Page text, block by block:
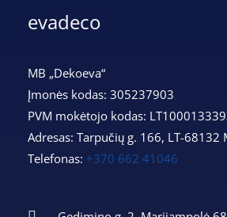
evadeco
MB „Dekoeva“
Įmonės kodas: 305237903
PVM mokėtojo kodas:
Adresas: Tarpučių g. 166, LT-68132
Telefonas: +370 662 41046